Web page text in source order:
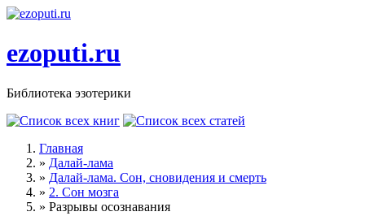
Перейти к основному содержанию
ezoputi.ru
Библиотека эзотерики
Вы здесь
Главная
» Далай-лама
» Далай-лама. Сон, сновидения и смерть
» 2. Сон мозга
» Разрывы осознавания